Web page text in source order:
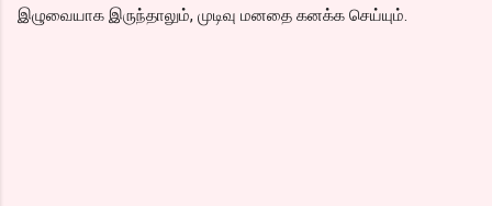
இழுவையாக இருந்தாலும், முடிவு மனதை கனக்க செய்யும்.